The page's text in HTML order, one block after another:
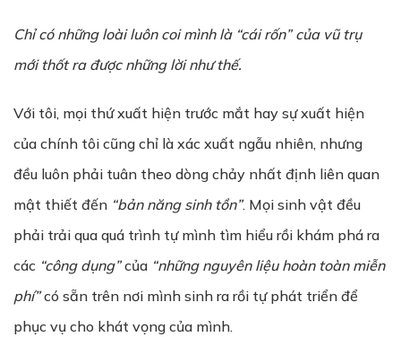
Chỉ có những loài luôn coi mình là “cái rốn” của vũ trụ
mới thốt ra được những lời như thế.
Với tôi, mọi thứ xuất hiện trước mắt hay sự xuất hiện
của chính tôi cũng chỉ là xác xuất ngẫu nhiên, nhưng
đều luôn phải tuân theo dòng chảy nhất định liên quan
mật thiết đến “bản năng sinh tồn”. Mọi sinh vật đều
phải trải qua quá trình tự mình tìm hiểu rồi khám phá ra
các “công dụng”của “những nguyên liệu hoàn toàn miễn
phí”có sẵn trên nơi mình sinh ra rồi tự phát triển để
phục vụ cho khát vọng của mình.